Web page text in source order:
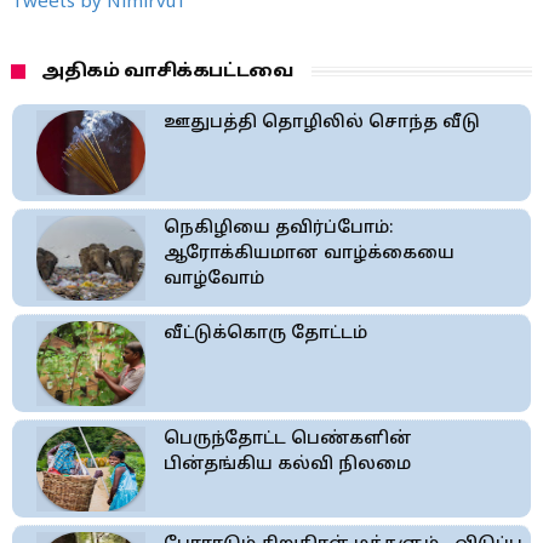
அதிகம் வாசிக்கபட்டவை
ஊதுபத்தி தொழிலில் சொந்த வீடு
நெகிழியை தவிர்ப்போம்:
ஆரோக்கியமான வாழ்க்கையை
வாழ்வோம்
வீட்டுக்கொரு தோட்டம்
பெருந்தோட்ட பெண்களின்
பின்தங்கிய கல்வி நிலமை